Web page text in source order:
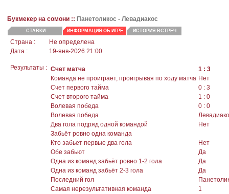
Букмекер на сомони :: Панетоликос - Левадиакос
СТАВКИ ИНФОРМАЦИЯ ОБ ИГРЕ ИСТОРИЯ ВСТРЕЧ
Страна :
Не определена
Дата :
19-янв-2026 21:00
Результаты : Счет матча
1 : 3
Команда не проиграет, проигрывая по ходу матча Нет
Счет первого тайма
0 : 3
Счет второго тайма
1 : 0
Волевая победа
0 : 0
Волевая победа
Два гола подряд одной командой
Нет
Забьёт ровно одна команда
Кто забьет первые два гола
Нет
Обе забьют
Да
Одна из команд забьёт ровно 1-2 гола
Да
Одна из команд забьёт 2-3 гола
Да
Последний гол
Самая нерезультативная команда
1